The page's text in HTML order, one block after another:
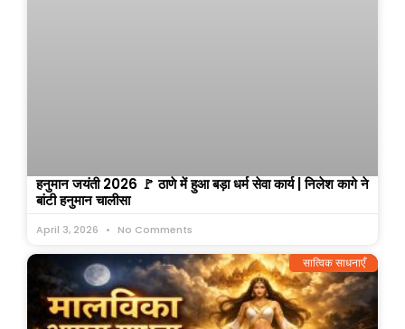
हनुमान जयंती 2026 🚩 ठाणे में हुआ बड़ा धर्म सेवा कार्य | निलेश कागे ने
बांटी हनुमान चालीसा
April 3, 2026 No Comments
सात्विक साधनाएँ